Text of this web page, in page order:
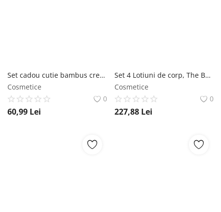
Set cadou cutie bambus crema cu ulei trandafir 100 ml, fraicheur ulei trandafir 60 ml, sapun cu ulei de argan 40 gr OEM
Cosmetice
0
60,99 Lei
Set 4 Lotiuni de corp, The Best Of Lotion, Victoria's Secret Victoria's Secret
Cosmetice
0
227,88 Lei